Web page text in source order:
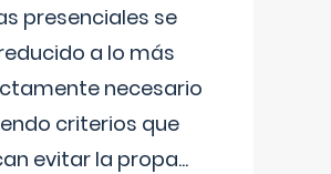
presenciales se
a lo más
necesario
criterios que
evitar la propa...